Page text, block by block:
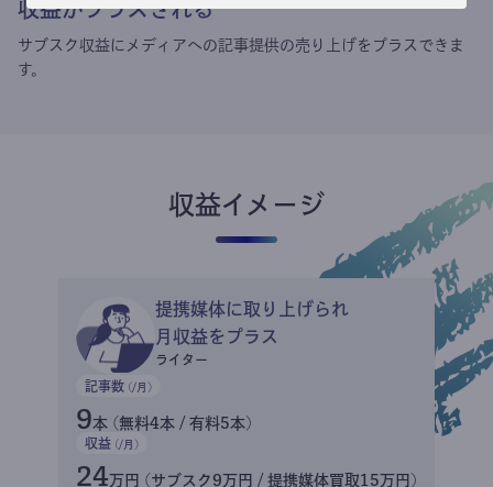
収益がプラスされる
サブスク収益にメディアへの記事提供の売り上げをプラスできま
す。
収益イメージ
提携媒体に取り上げられ
月収益をプラス
ライター
記事数 (/月)
9本 (無料4本 / 有料5本)
収益 (/月)
24万円 (サブスク9万円 / 提携媒体買取15万円)